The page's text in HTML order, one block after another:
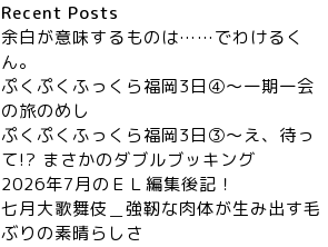
Recent Posts
余白が意味するものは……でわけるく
ん。
ぷくぷくふっくら福岡3日④～一期一会
の旅のめし
ぷくぷくふっくら福岡3日③～え、待っ
て!? まさかのダブルブッキング
2026年7月のＥＬ編集後記！
七月大歌舞伎＿強靭な肉体が生み出す毛
ぶりの素晴らしさ